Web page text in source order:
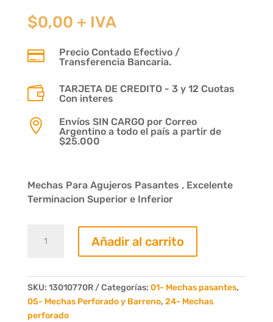
$0,00 + IVA

Precio Contado Efectivo /
Transferencia Bancaria.

TARJETA DE CREDITO - 3 y 12 Cuotas
Con interes

Envíos SIN CARGO por Correo
Argentino a todo el país a partir de
$25.000
Mechas Para Agujeros Pasantes , Excelente
Terminacion Superior e Inferior
Pasante
Largo
70mm.
DER.
Añadir al carrito
SKU: 13010770R Categorías: 01- Mechas pasantes,
05- Mechas Perforado y Barreno, 24- Mechas
perforado